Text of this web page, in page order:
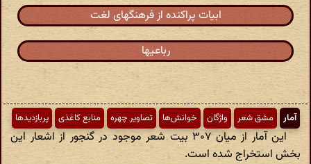
ابیات پراکنده از فرهنگهای لغت
رباعیها
آمار مشق شعر واژگان خوانش‌ها تصاویر چهره منابع کاغذی پربازدیدها
این آمار از میان ۳۰۷ بیت شعر موجود در گنجور از اشعار این
بخش استخراج شده است.